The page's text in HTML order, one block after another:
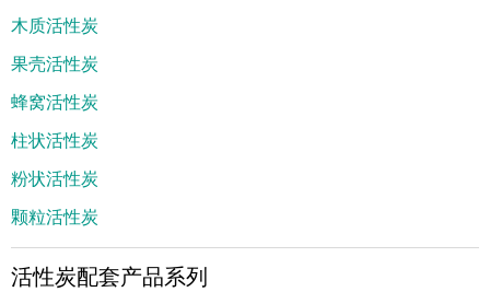
木质活性炭
果壳活性炭
蜂窝活性炭
柱状活性炭
粉状活性炭
颗粒活性炭
活性炭配套产品系列